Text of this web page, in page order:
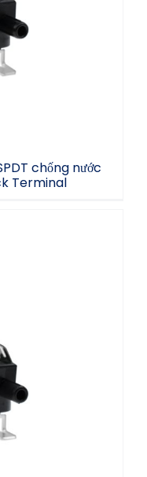
SPDT chống
Terminal
chống nước
Terminal
12V 24VDC